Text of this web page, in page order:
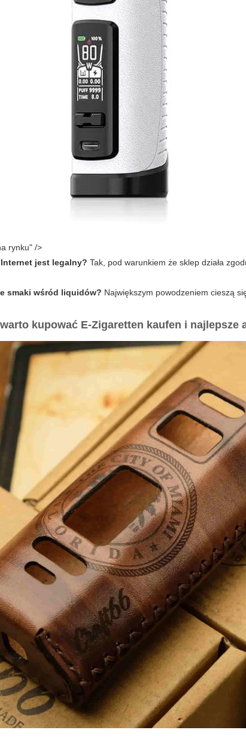
rynku" />
jest legalny? Tak, pod warunkiem że sklep działa
smaki wśród liquidów? Największym powodzeniem cieszą
kupować E-Zigaretten kaufen i najlepsze